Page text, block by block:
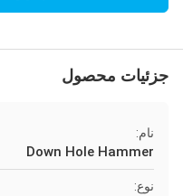
جزئیات محصول
نام:
Down Hole Hammer
نوع: